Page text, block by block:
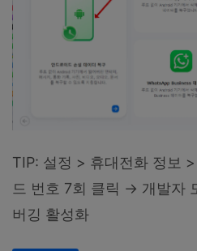
TIP: 설정 > 휴대전화 정보
드 번호 7회 클릭 → 개발자
버깅 활성화